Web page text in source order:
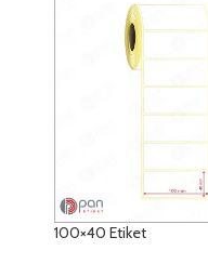
100×40 Etiket